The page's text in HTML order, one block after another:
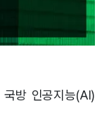
국방 인공지능(AI)